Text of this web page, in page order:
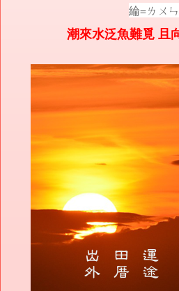
綸=ㄌㄨ
潮來水泛魚難覓 且